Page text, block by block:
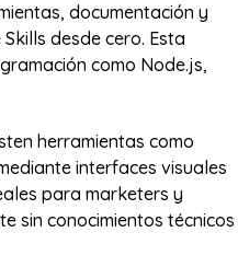
documentación y
desde cero. Esta
como Node.js,
herramientas como
interfaces visuales
para marketers y
sin conocimientos técnicos